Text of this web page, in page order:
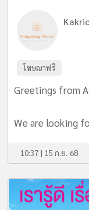
โฆษณาฟรี
Greetings from
We are looking
10:37 | 15 ก.ย. 68